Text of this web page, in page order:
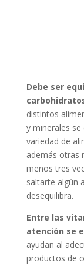
Debe ser
distintos
y minerales
variedad de
además otras
menos tres
saltarte algún
desequilibra.
Entre las
atención se
ayudan al
productos de